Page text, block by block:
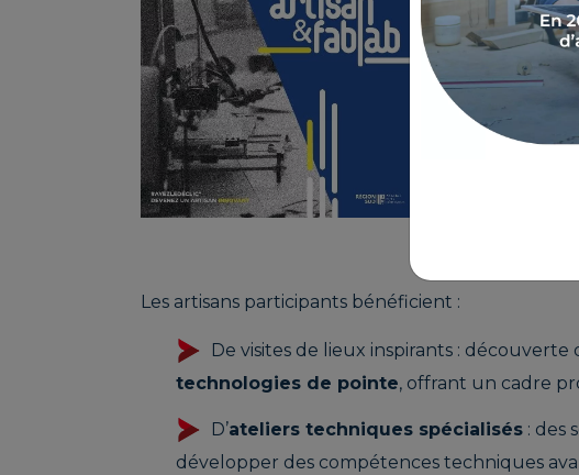
pour les
de
en
traditionnel.
aux
Les artisans participants bénéficient :
De visites de lieux inspirants : découverte
technologies de pointe, offrant un cadre
D’ateliers techniques spécialisés : des
développer des compétences techniques